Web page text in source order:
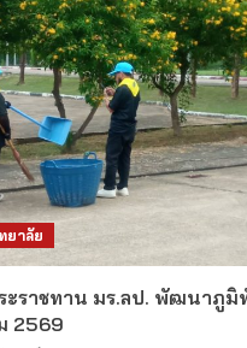
ยาลัย
ะราชทาน มร.ลป. พัฒนาภูมิ
2569